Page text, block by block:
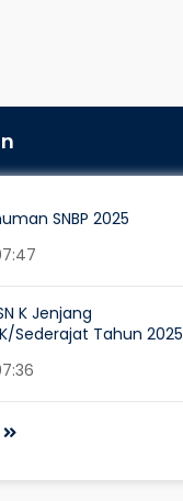
SNBP 2025
K Jenjang
Sederajat Tahun 2025